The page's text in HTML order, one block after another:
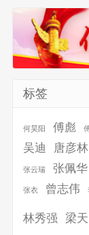
标签
何昊阳 傅彪
吴迪
唐彦林
张云瑞 张佩华
张衣 曾志伟
林秀强 梁天